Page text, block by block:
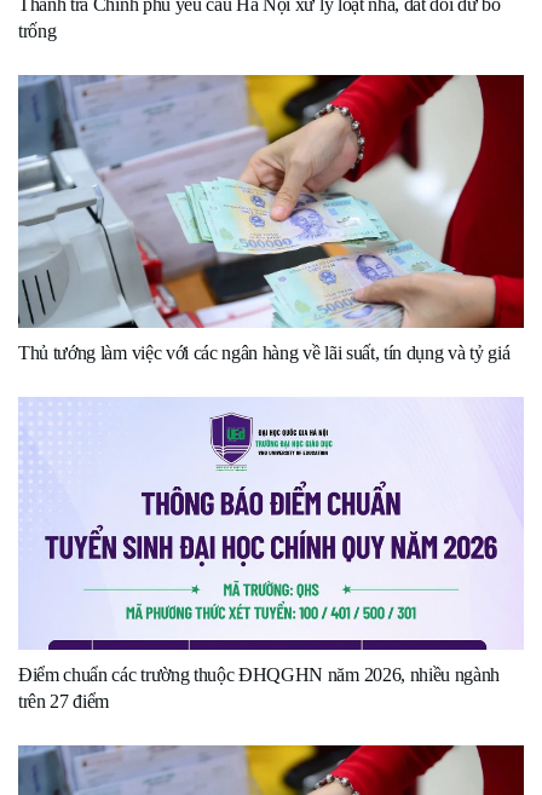
Thanh tra Chính phủ yêu cầu Hà Nội xử lý loạt nhà, đất dôi dư bỏ
trống
Thủ tướng làm việc với các ngân hàng về lãi suất, tín dụng và tỷ giá
Điểm chuẩn các trường thuộc ĐHQGHN năm 2026, nhiều ngành
trên 27 điểm